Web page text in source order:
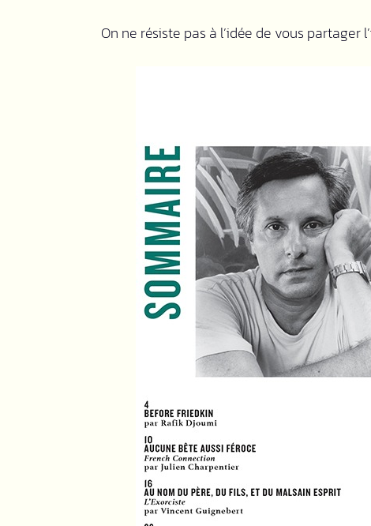
On ne résiste pas à l’idée de vous partager